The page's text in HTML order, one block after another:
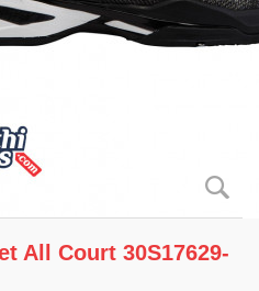
All Court 30S17629-